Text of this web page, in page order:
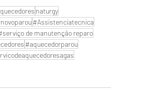
naturgy
#Assistenciatecnica
de manutenção reparo
#aquecedorparou